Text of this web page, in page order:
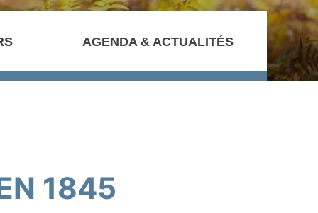
AGENDA & ACTUALITÉS
1845